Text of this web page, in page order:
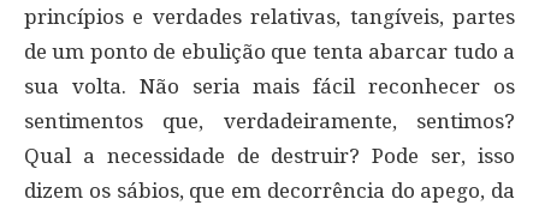
princípios e verdades relativas, tangíveis, partes
de um ponto de ebulição que tenta abarcar tudo a
sua volta. Não seria mais fácil reconhecer os
sentimentos que, verdadeiramente, sentimos?
Qual a necessidade de destruir? Pode ser, isso
dizem os sábios, que em decorrência do apego, da